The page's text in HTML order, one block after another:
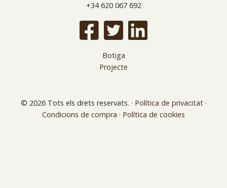
+34 620 067 692
Botiga
Projecte
© 2026 Tots els drets reservats. · Política de privacitat·
Condicions de compra · Política de cookies